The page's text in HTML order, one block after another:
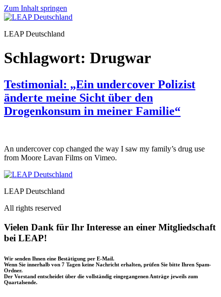
Zum Inhalt springen
LEAP Deutschland
Schlagwort: Drugwar
Testimonial: „Ein undercover Polizist
änderte meine Sicht über den
Drogenkonsum in meiner Familie“
An undercover cop changed the way I saw my family’s drug use
from Moore Lavan Films on Vimeo.
LEAP Deutschland
All rights reserved
Vielen Dank für Ihr Interesse an einer Mitgliedschaft
bei LEAP!
Wir senden Ihnen eine Bestätigung per E-Mail.
Wenn Sie innerhalb von 7 Tagen keine Nachricht erhalten, prüfen Sie bitte Ihren Spam-
Ordner.
Der Vorstand entscheidet über die vollständig eingegangenen Anträge jeweils zum
Quartalsende.